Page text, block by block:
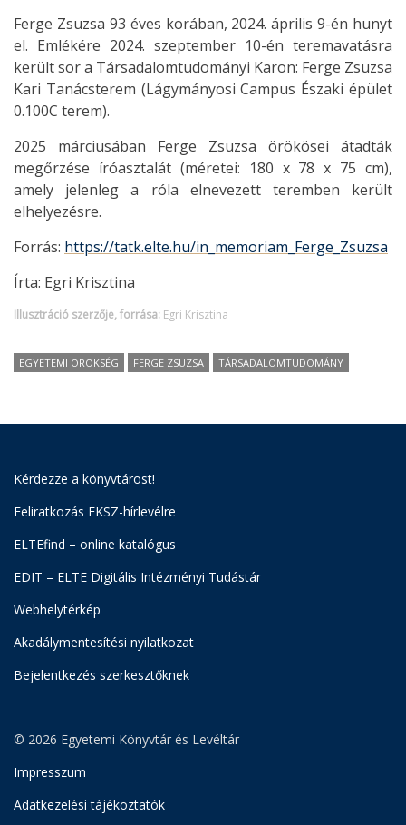
Ferge Zsuzsa 93 éves korában, 2024. április 9-én hunyt
el. Emlékére 2024. szeptember 10-én teremavatásra
került sor a Társadalomtudományi Karon: Ferge Zsuzsa
Kari Tanácsterem (Lágymányosi Campus Északi épület
0.100C terem).
2025 márciusában Ferge Zsuzsa örökösei átadták
megőrzése íróasztalát (méretei: 180 x 78 x 75 cm),
amely jelenleg a róla elnevezett teremben került
elhelyezésre.
Forrás: https://tatk.elte.hu/in_memoriam_Ferge_Zsuzsa
Írta: Egri Krisztina
Illusztráció szerzője, forrása: Egri Krisztina
EGYETEMI ÖRÖKSÉG FERGE ZSUZSA TÁRSADALOMTUDOMÁNY
Kérdezze a könyvtárost!
Feliratkozás EKSZ-hírlevélre
ELTEfind – online katalógus
EDIT – ELTE Digitális Intézményi Tudástár
Webhelytérkép
Akadálymentesítési nyilatkozat
Bejelentkezés szerkesztőknek
© 2026 Egyetemi Könyvtár és Levéltár
Impresszum
Adatkezelési tájékoztatók